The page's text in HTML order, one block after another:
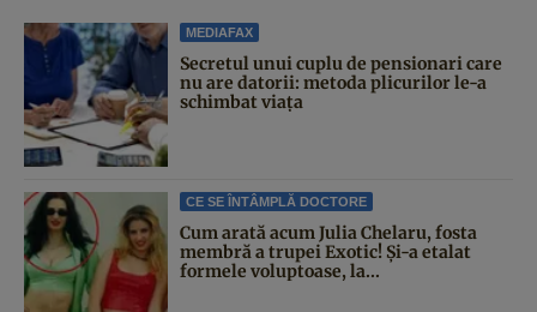
MEDIAFAX
Secretul unui cuplu de pensionari care
nu are datorii: metoda plicurilor le-a
schimbat viața
CE SE ÎNTÂMPLĂ DOCTORE
Cum arată acum Julia Chelaru, fosta
membră a trupei Exotic! Și-a etalat
formele voluptoase, la...